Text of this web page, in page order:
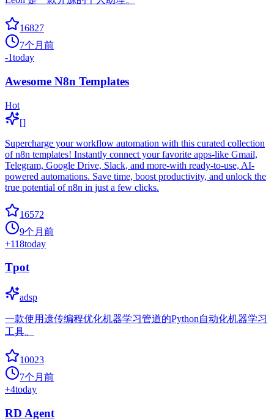
16827
7个月前
-1today
Awesome N8n Templates
Hot
[]
Supercharge your workflow automation with this curated collection
of n8n templates! Instantly connect your favorite apps-like Gmail,
Telegram, Google Drive, Slack, and more-with ready-to-use, AI-
powered automations. Save time, boost productivity, and unlock the
true potential of n8n in just a few clicks.
16572
9个月前
+118today
Tpot
adsp
一款使用遗传编程优化机器学习管道的Python自动化机器学习
工具。
10023
7个月前
+4today
RD Agent